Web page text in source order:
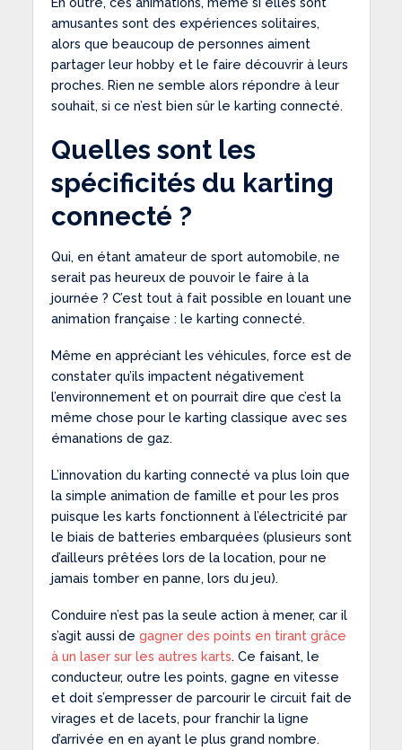
amusantes sont des expériences solitaires,
alors que beaucoup de personnes aiment
partager leur hobby et le faire découvrir à leurs
proches. Rien ne semble alors répondre à leur
souhait, si ce n’est bien sûr le karting connecté.
Quelles sont les
spécificités du karting
connecté ?
Qui, en étant amateur de sport automobile, ne
serait pas heureux de pouvoir le faire à la
journée ? C’est tout à fait possible en louant une
animation française : le karting connecté.
Même en appréciant les véhicules, force est de
constater qu’ils impactent négativement
l’environnement et on pourrait dire que c’est la
même chose pour le karting classique avec ses
émanations de gaz.
L’innovation du karting connecté va plus loin que
la simple animation de famille et pour les pros
puisque les karts fonctionnent à l’électricité par
le biais de batteries embarquées (plusieurs sont
d’ailleurs prêtées lors de la location, pour ne
jamais tomber en panne, lors du jeu).
Conduire n’est pas la seule action à mener, car il
s’agit aussi de gagner des points en tirant grâce
à un laser sur les autres karts. Ce faisant, le
conducteur, outre les points, gagne en vitesse
et doit s’empresser de parcourir le circuit fait de
virages et de lacets, pour franchir la ligne
d’arrivée en en ayant le plus grand nombre.